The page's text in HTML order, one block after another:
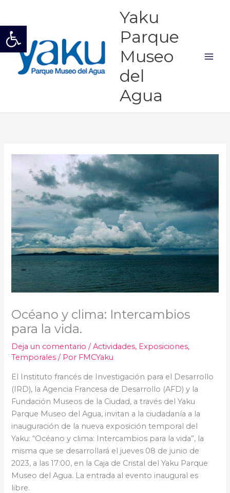
Abrir barra de herramientas
contenido
Yaku
Parque
Museo
del
Agua
Océano y clima: Intercambios
para la vida.
Deja un comentario /Actividades, Exposiciones,
Temporales / Por FMCYaku
El Instituto francés de Investigación para el Desarrollo
(IRD), la Agencia Francesa de Desarrollo (AFD) y la
Fundación Museos de la Ciudad, a través del Yaku
Parque Museo del Agua, invitan a la ciudadanía a la
inauguración de la nueva exposición temporal del
Yaku: “Océano y clima: Intercambios para la vida”, la
misma que se desarrollará el jueves 08 de junio de
2023, a las 17:00, en la Caja de Cristal del Yaku Parque
Museo del Agua. La entrada al evento inaugural es
libre.